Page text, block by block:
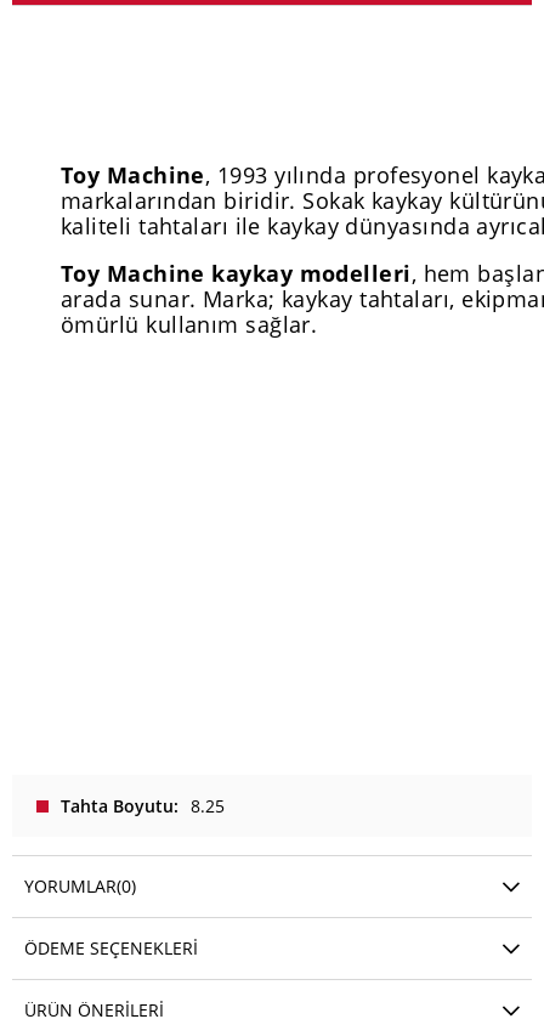
Toy Machine, 1993 yılında profesyonel
markalarından biridir. Sokak kaykay
kaliteli tahtaları ile kaykay dünyasında
Toy Machine kaykay modelleri, hem
arada sunar. Marka; kaykay tahtaları,
ömürlü kullanım sağlar.
Tahta Boyutu 8.25
YORUMLAR(0)
ÖDEME SEÇENEKLERI
ÜRÜN ÖNERILERI